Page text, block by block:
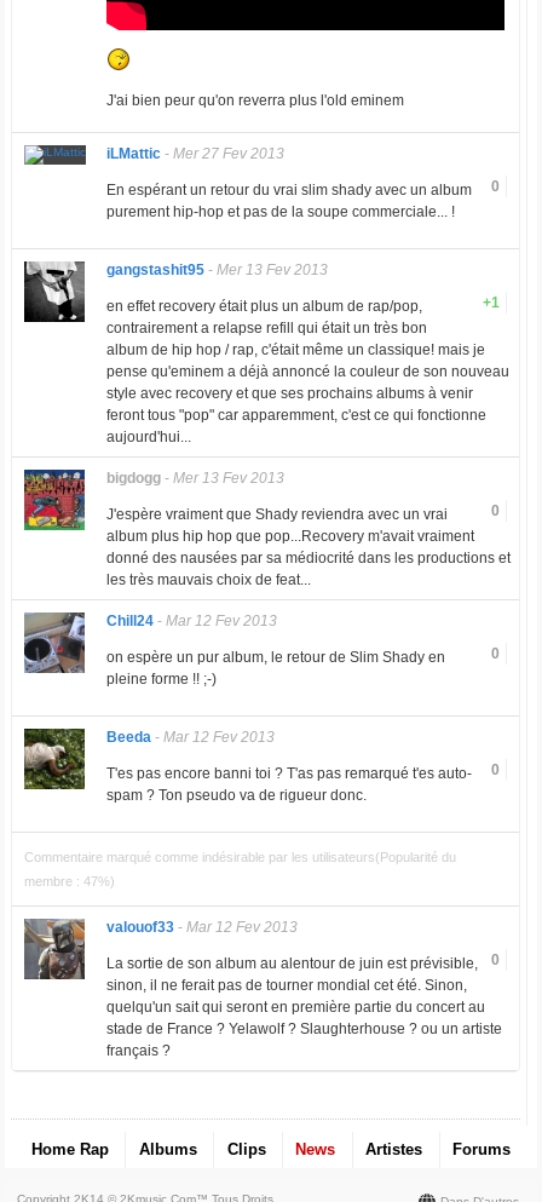
J'ai bien peur qu'on reverra plus l'old eminem
iLMattic- Mer 27 Fev 2013
0
En espérant un retour du vrai slim shady avec un album
purement hip-hop et pas de la soupe commerciale... !
gangstashit95- Mer 13 Fev 2013
+1
en effet recovery était plus un album de rap/pop,
contrairement a relapse refill qui était un très bon
album de hip hop / rap, c'était même un classique! mais je
pense qu'eminem a déjà annoncé la couleur de son nouveau
style avec recovery et que ses prochains albums à venir
feront tous "pop" car apparemment, c'est ce qui fonctionne
aujourd'hui...
bigdogg- Mer 13 Fev 2013
0
J'espère vraiment que Shady reviendra avec un vrai
album plus hip hop que pop...Recovery m'avait vraiment
donné des nausées par sa médiocrité dans les productions et
les très mauvais choix de feat...
Chill24- Mar 12 Fev 2013
0
on espère un pur album, le retour de Slim Shady en
pleine forme !! ;-)
Beeda- Mar 12 Fev 2013
0
T'es pas encore banni toi ? T'as pas remarqué t'es auto-
spam ? Ton pseudo va de rigueur donc.
Commentaire marqué comme indésirable par les utilisateurs(Popularité du
membre : 47%)
valouof33- Mar 12 Fev 2013
0
La sortie de son album au alentour de juin est prévisible,
sinon, il ne ferait pas de tourner mondial cet été. Sinon,
quelqu'un sait qui seront en première partie du concert au
stade de France ? Yelawolf ? Slaughterhouse ? ou un artiste
français ?
Home Rap Albums Clips News Artistes Forums
Copyright 2K14 © 2Kmusic.com™Tous Droits